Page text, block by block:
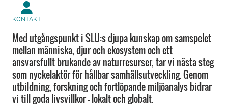
KONTAKT
Med utgångspunkt i SLU:s djupa kunskap om samspelet
mellan människa, djur och ekosystem och ett
ansvarsfullt brukande av naturresurser, tar vi nästa steg
som nyckelaktör för hållbar samhällsutveckling. Genom
utbildning, forskning och fortlöpande miljöanalys bidrar
vi till goda livsvillkor – lokalt och globalt.